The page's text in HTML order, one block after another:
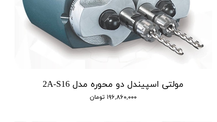
مولتی اسپیندل دو محوره مدل 2A-S16
۱۹۶,۸۶۰,۰۰۰ تومان